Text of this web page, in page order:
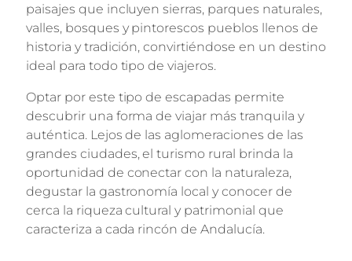
paisajes que incluyen sierras, parques naturales,
valles, bosques y pintorescos pueblos llenos de
historia y tradición, convirtiéndose en un destino
ideal para todo tipo de viajeros.
Optar por este tipo de escapadas permite
descubrir una forma de viajar más tranquila y
auténtica. Lejos de las aglomeraciones de las
grandes ciudades, el turismo rural brinda la
oportunidad de conectar con la naturaleza,
degustar la gastronomía local y conocer de
cerca la riqueza cultural y patrimonial que
caracteriza a cada rincón de Andalucía.